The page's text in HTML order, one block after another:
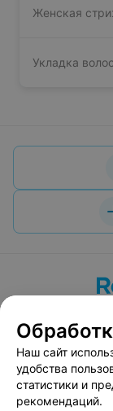
Женская
Укладка
Вакансии
Наш сайт
удобства
статистики и
рекомендаций.